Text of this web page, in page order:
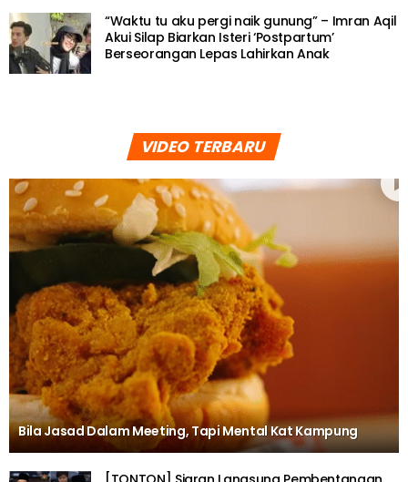
“Waktu tu aku pergi naik gunung” – Imran Aqil
Akui Silap Biarkan Isteri ‘Postpartum’
Berseorangan Lepas Lahirkan Anak
VIDEO TERBARU
Bila Jasad Dalam Meeting, Tapi Mental Kat Kampung